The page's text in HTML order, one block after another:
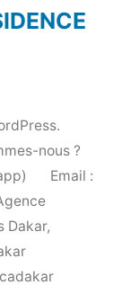
nous ?
Email :
Dakar,